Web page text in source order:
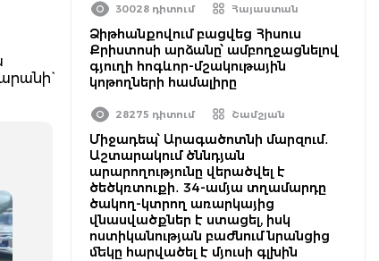
30028 դիտում Հայաստան
Ձիթհանքովում բացվեց Հիսուս
Քրիստոսի արձանը՝ ամբողջացնելով
գյուղի հոգևոր-մշակութային
կոթողների համալիրը
28275 դիտում Շամշյան
Միջադեպ՝ Արագածոտնի մարզում․
Աշտարակում ծննդյան
արարողությունը վերածվել է
ծեծկռտուքի․ 34-ամյա տղամարդը
ծակող-կտրող առարկայից
վնասվածքներ է ստացել, իսկ
ոստիկանության բաժնում նրանցից
մեկը հարվածել է մյուսի գլխին